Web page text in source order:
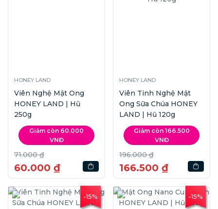
HONEY LAND
Viên Nghệ Mật Ong
HONEY LAND | Hũ
250g
Giảm còn 60.000
VNĐ
71.000 ₫
60.000 ₫
HONEY LAND
Viên Tinh Nghệ Mật
Ong Sữa Chúa HONEY
LAND | Hũ 120g
Giảm còn 166.500
VNĐ
196.000 ₫
166.500 ₫
-15% -15%